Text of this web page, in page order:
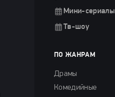
Мини-сериалы
Тв-шоу
ПО ЖАНРАМ
Драмы
Комедийные